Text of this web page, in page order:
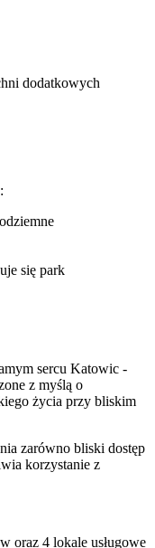
dodatkowych
się park
sercu Katowic -
z myślą o
życia przy bliskim
zarówno bliski dostęp
korzystanie z
oraz 4 lokale usługowe